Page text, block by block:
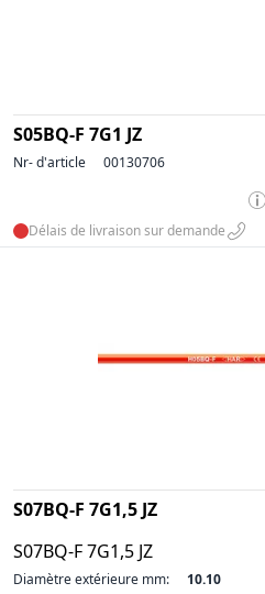
S05BQ-F 7G1 JZ
Nr- d'article 00130706
Délais de livraison sur demande
S07BQ-F 7G1,5 JZ
S07BQ-F 7G1,5 JZ
Diamètre extérieure mm:
10.10